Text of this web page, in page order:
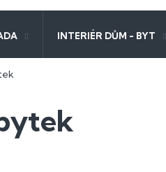
INTERIÉR DŮM - BYT